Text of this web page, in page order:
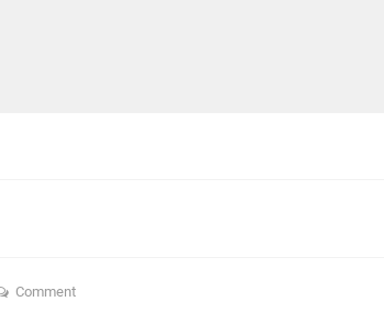
Comment